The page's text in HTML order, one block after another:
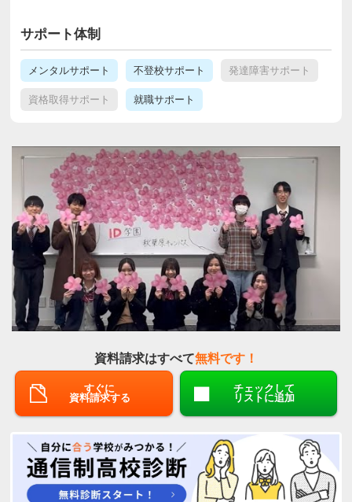
サポート体制
メンタルサポート 不登校サポート 発達障害サポート
資格取得サポート 就職サポート
資料請求はすべて無料です！
すぐに
資料請求する
チェックして
リストに追加